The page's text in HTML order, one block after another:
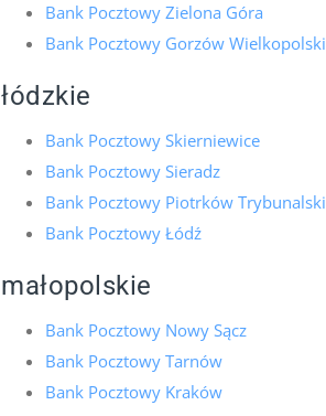
Bank Pocztowy Zielona Góra
Bank Pocztowy Gorzów Wielkopolski
łódzkie
Bank Pocztowy Skierniewice
Bank Pocztowy Sieradz
Bank Pocztowy Piotrków Trybunalski
Bank Pocztowy Łódź
małopolskie
Bank Pocztowy Nowy Sącz
Bank Pocztowy Tarnów
Bank Pocztowy Kraków